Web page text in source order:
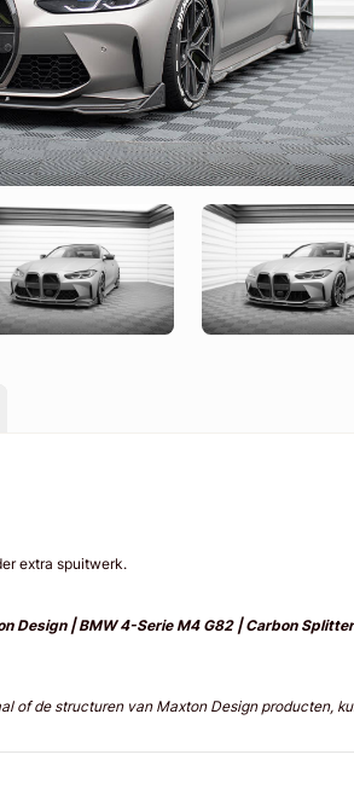
extra spuitwerk.
Design | BMW 4-Serie M4 G82 | Carbon
of de structuren van Maxton Design producten,